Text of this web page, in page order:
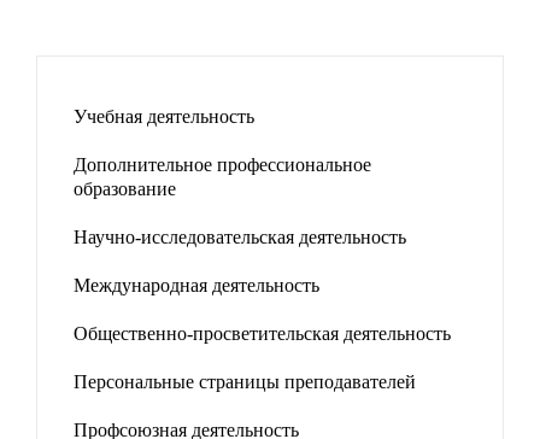
Учебная деятельность
Дополнительное профессиональное
образование
Научно-исследовательская деятельность
Международная деятельность
Общественно-просветительская деятельность
Персональные страницы преподавателей
Профсоюзная деятельность